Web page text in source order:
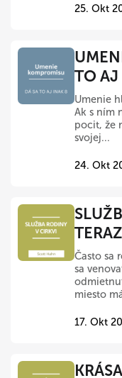
25. Okt
TO
Umenie
Ak s ním
pocit, že
svojej...
24. Okt
Často sa
sa
miesto
17. Okt